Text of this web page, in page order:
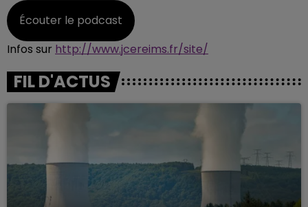
Écouter le podcast
Infos sur http://www.jcereims.fr/site/
FIL D'ACTUS